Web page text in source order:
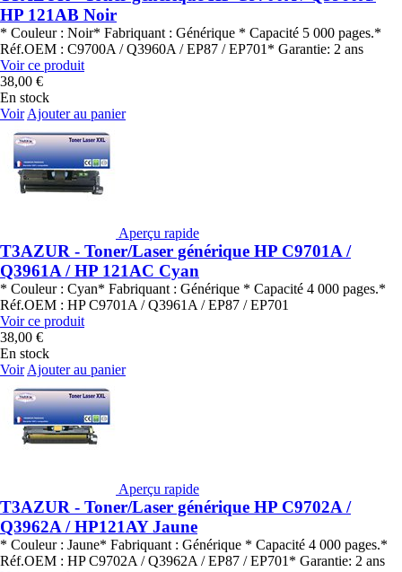
HP 121AB Noir
* Couleur : Noir* Fabriquant : Générique * Capacité 5 000 pages.*
Réf.OEM : C9700A / Q3960A / EP87 / EP701* Garantie: 2 ans
Voir ce produit
38,00 €
En stock
Voir Ajouter au panier
Aperçu rapide
T3AZUR - Toner/Laser générique HP C9701A /
Q3961A / HP 121AC Cyan
* Couleur : Cyan* Fabriquant : Générique * Capacité 4 000 pages.*
Réf.OEM : HP C9701A / Q3961A / EP87 / EP701
Voir ce produit
38,00 €
En stock
Voir Ajouter au panier
Aperçu rapide
T3AZUR - Toner/Laser générique HP C9702A /
Q3962A / HP121AY Jaune
* Couleur : Jaune* Fabriquant : Générique * Capacité 4 000 pages.*
Réf.OEM : HP C9702A / Q3962A / EP87 / EP701* Garantie: 2 ans